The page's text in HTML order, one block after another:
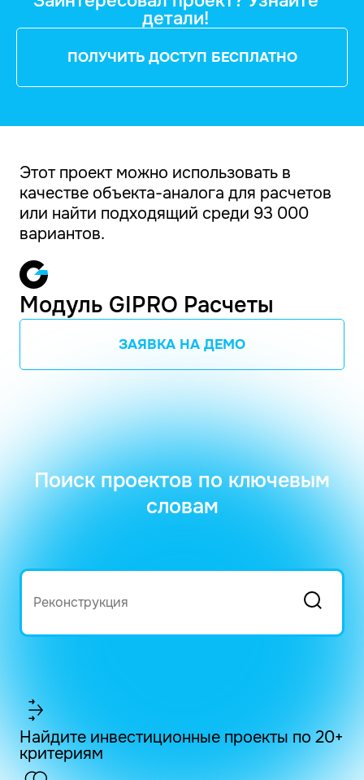
детали!
ПОЛУЧИТЬ ДОСТУП БЕСПЛАТНО
Этот проект можно использовать в
качестве объекта-аналога для расчетов
или найти подходящий среди 93 000
вариантов.
Модуль GIPRO Расчеты
ЗАЯВКА НА ДЕМО
Поиск проектов по ключевым
словам
Найдите инвестиционные проекты по 20+
критериям